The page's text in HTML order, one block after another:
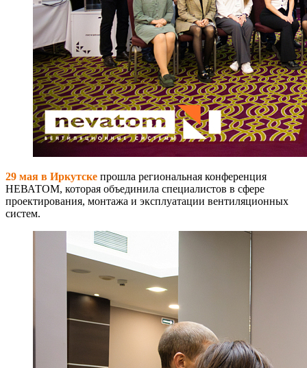
29 мая в Иркутске прошла региональная конференция
НЕВАТОМ, которая объединила специалистов в сфере
проектирования, монтажа и эксплуатации вентиляционных
систем.